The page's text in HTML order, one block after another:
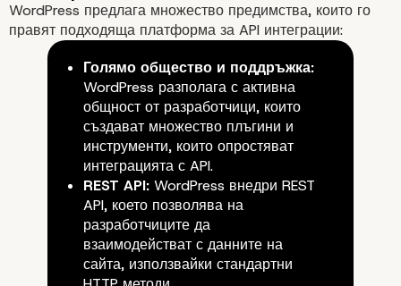
Какво представлява API?
WordPress предлага множество предимства, които го
правят подходяща платформа за API интеграции:
Голямо общество и поддръжка:
WordPress разполага с активна
общност от разработчици, които
създават множество плъгини и
инструменти, които опростяват
интеграцията с API.
REST API:WordPress внедри REST
API, което позволява на
разработчиците да
взаимодействат с данните на
сайта, използвайки стандартни